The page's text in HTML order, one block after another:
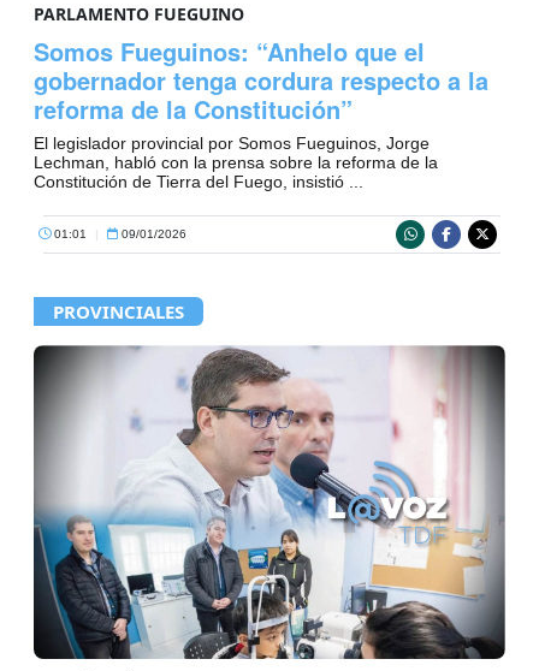
PARLAMENTO FUEGUINO
Somos Fueguinos: “Anhelo que el
gobernador tenga cordura respecto a la
reforma de la Constitución”
El legislador provincial por Somos Fueguinos, Jorge
Lechman, habló con la prensa sobre la reforma de la
Constitución de Tierra del Fuego, insistió ...
01:01 | 09/01/2026
PROVINCIALES